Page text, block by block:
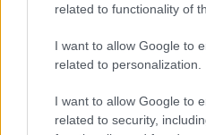
related to functionality of
I want to allow Google to
related to personalization.
I want to allow Google to
related to security,
ΕΘΝΟΣ θα παρεμβαίνει και τα